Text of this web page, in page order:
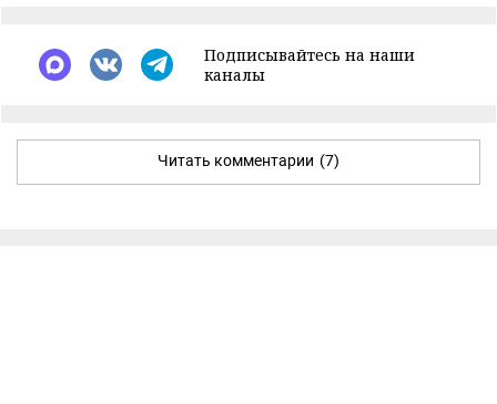
Подписывайтесь на наши
каналы
Читать комментарии (7)